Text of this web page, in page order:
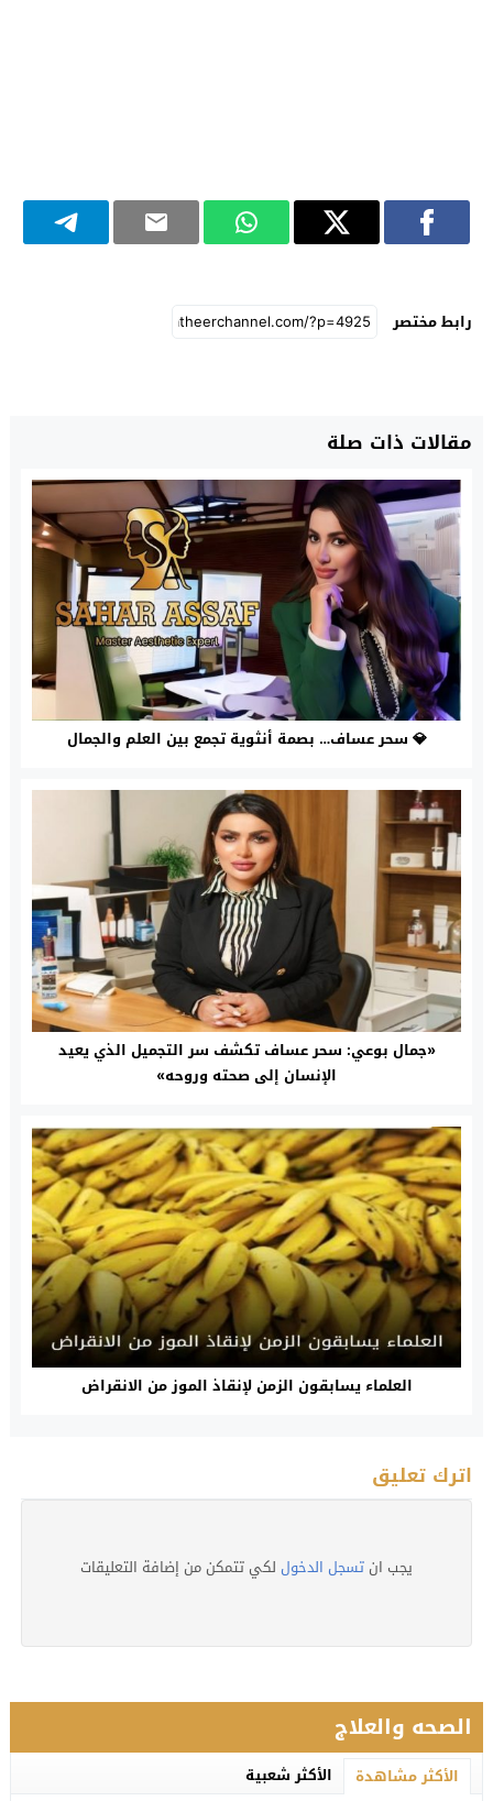
رابط مختصر
مقالات ذات صلة
💎 سحر عساف… بصمة أنثوية تجمع بين العلم والجمال
«جمال بوعي: سحر عساف تكشف سر التجميل الذي يعيد
الإنسان إلى صحته وروحه»
العلماء يسابقون الزمن لإنقاذ الموز من الانقراض
اترك تعليق
يجب ان تسجل الدخول لكي تتمكن من إضافة التعليقات
الصحه والعلاج
الأكثر مشاهدة الأكثر شعبية